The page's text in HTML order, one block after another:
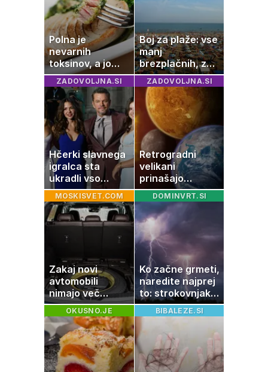
Polna je
nevarnih
toksinov, a jo
imamo vsi radi:
to je najbolj
nezdrava riba, ki
jo mnogi redno
uživajo
Boj za plaže: vse
manj
brezplačnih, za
ležalnik in
senčnik tudi več
kot 40 evrov
ZADOVOLJNA.SI
Hčerki slavnega
igralca sta
ukradli vso
pozornost
ZADOVOLJNA.SI
Retrogradni
velikani
prinašajo
pomembne
premike – kaj
pomeni, da so
Saturn, Neptun
in Pluton hkrati
retrogradni?
MOSKISVET.COM
Zakaj novi
avtomobili
nimajo več
rezervne gume?
DOMINVRT.SI
Ko začne grmeti,
naredite najprej
to: strokovnjaki
opozarjajo na
pogosto napako
OKUSNO.JE BIBALEZE.SI